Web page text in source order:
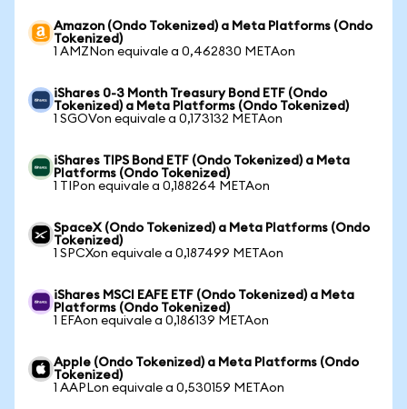
Amazon (Ondo Tokenized) a Meta Platforms (Ondo
Tokenized)
1 AMZNon equivale a 0,462830 METAon
iShares 0-3 Month Treasury Bond ETF (Ondo
Tokenized) a Meta Platforms (Ondo Tokenized)
1 SGOVon equivale a 0,173132 METAon
iShares TIPS Bond ETF (Ondo Tokenized) a Meta
Platforms (Ondo Tokenized)
1 TIPon equivale a 0,188264 METAon
SpaceX (Ondo Tokenized) a Meta Platforms (Ondo
Tokenized)
1 SPCXon equivale a 0,187499 METAon
iShares MSCI EAFE ETF (Ondo Tokenized) a Meta
Platforms (Ondo Tokenized)
1 EFAon equivale a 0,186139 METAon
Apple (Ondo Tokenized) a Meta Platforms (Ondo
Tokenized)
1 AAPLon equivale a 0,530159 METAon